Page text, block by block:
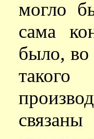
могло
сама
было, во